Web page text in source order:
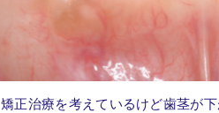
矯正治療を考えているけど歯茎が